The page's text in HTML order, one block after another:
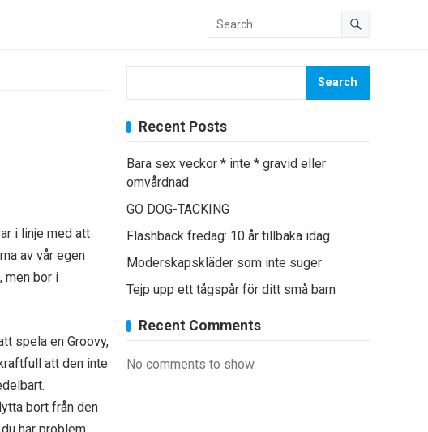
i linje med att
av vår egen
men bor i
spela en Groovy,
att den inte
bort från den
Search
Recent Posts
Bara sex veckor * inte * gravid eller
omvårdnad
GO DOG-TACKING
Flashback fredag: 10 år tillbaka idag
Moderskapskläder som inte suger
Tejp upp ett tågspår för ditt små barn
Recent Comments
No comments to show.